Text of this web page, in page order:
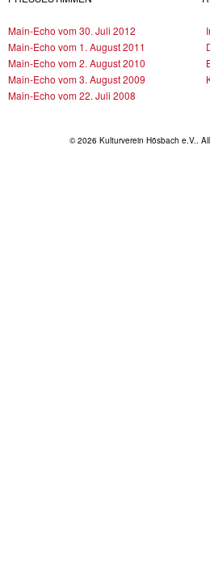
Main-Echo vom 30. Juli 2012
Main-Echo vom 1. August 2011
Main-Echo vom 2. August 2010
Main-Echo vom 3. August 2009
Main-Echo vom 22. Juli 2008
© 2026 Kulturverein Hösbach e.V..